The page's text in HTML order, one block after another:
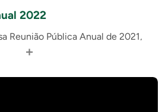
2022
Reunião Pública Anual de 2021,
+